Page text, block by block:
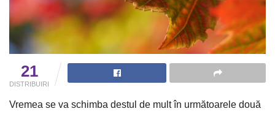
21
DISTRIBUIRI
Vremea se va schimba destul de mult în următoarele două